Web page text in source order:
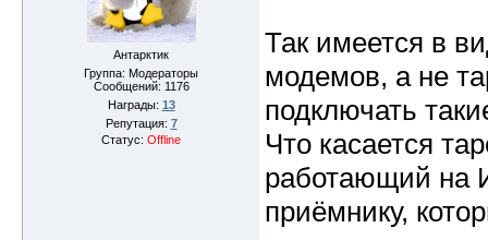
Антарктик
Группа: Модераторы
Сообщений: 1176
Награды: 13
Репутация: 7
Статус: Offline
Так имеется в
модемов, а не
подключать
Что касается
работающий на
приёмнику,